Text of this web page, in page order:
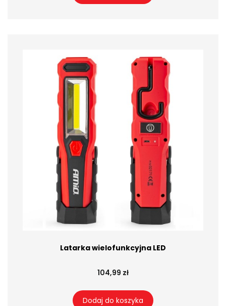
Latarka wielofunkcyjna LED
104,99 zł
Dodaj do koszyka